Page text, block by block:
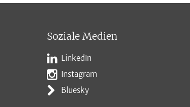
Soziale Medien
LinkedIn
Instagram
Bluesky